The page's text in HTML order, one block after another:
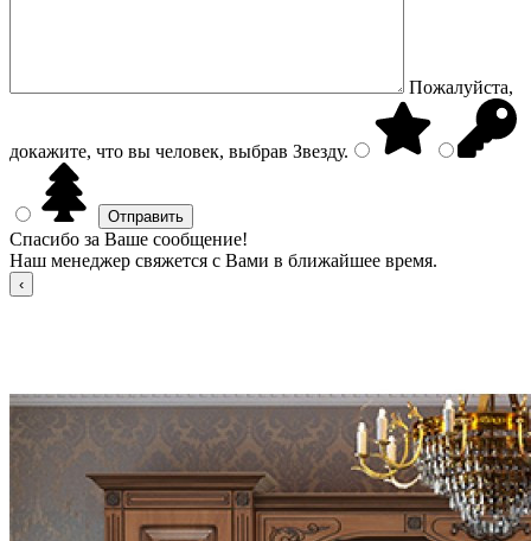
Пожалуйста,
докажите, что вы человек, выбрав Звезду.
Спасибо за Ваше сообщение!
Наш менеджер свяжется с Вами в ближайшее время.